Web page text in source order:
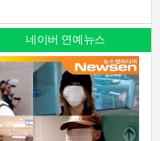
네이버 연예뉴스